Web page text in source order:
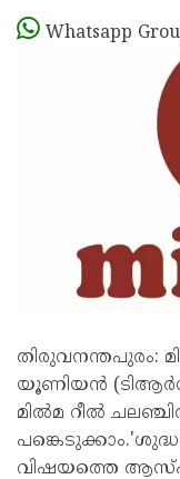
Whatsapp
തിരുവനന്തപുരം:
യൂണിയൻ
മിൽമ റീൽ
വിഷയത്തെ